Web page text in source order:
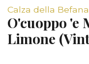
Calza della Befana
O'cuoppo 'e
Limone